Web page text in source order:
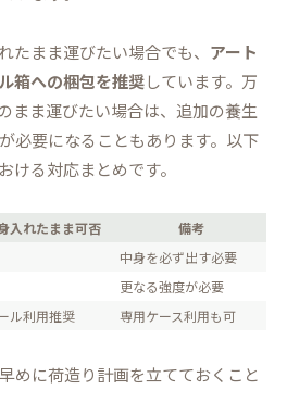
たまま運びたい場合でも、 アート
箱への梱包を推奨しています。万
まま運びたい場合は、追加の養生
必要になることもあります。以下
ける対応まとめです。
入れたまま可否
備考
中身を必ず出す必要
更なる強度が必要
ル利用推奨 専用ケース利用も可
めに荷造り計画を立てておくこと